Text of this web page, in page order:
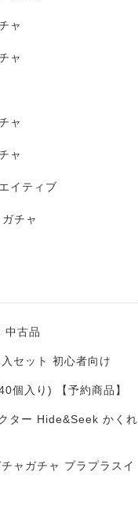
ャ
ャ
ャ
ャ
イティブ
チャ
中古品
セット 初心者向け
個入り) 【予約商品】
ター Hide&Seek かくれ
ャガチャ プラプラスイ